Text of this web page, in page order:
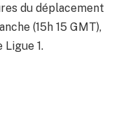
du déplacement
(15h 15 GMT),
1.